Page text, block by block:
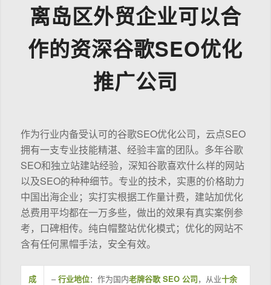
离岛区外贸企业可以合
作的资深谷歌SEO优化
推广公司
作为行业内备受认可的谷歌SEO优化公司，云点SEO
拥有一支专业技能精湛、经验丰富的团队。多年谷歌
SEO和独立站建站经验，深知谷歌喜欢什么样的网站
以及SEO的种种细节。专业的技术，实惠的价格助力
中国出海企业；实打实根据工作量计费，建站加优化
总费用平均都在一万多些，做出的效果有真实案例参
考，口碑相传。纯白帽整站优化模式；优化的网站不
含有任何黑帽手法，安全有效。
成
–行业地位：作为国内老牌谷歌 SEO 公司，从业十余